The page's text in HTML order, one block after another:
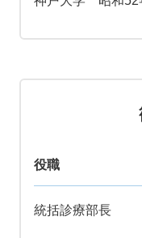
役職
統括診療部長